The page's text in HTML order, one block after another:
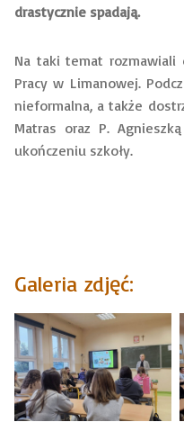
drastycznie spadają.
Na taki temat rozmawiali
Pracy w Limanowej.
nieformalna, a także
Matras oraz P.
ukończeniu szkoły.
Galeria zdjęć: